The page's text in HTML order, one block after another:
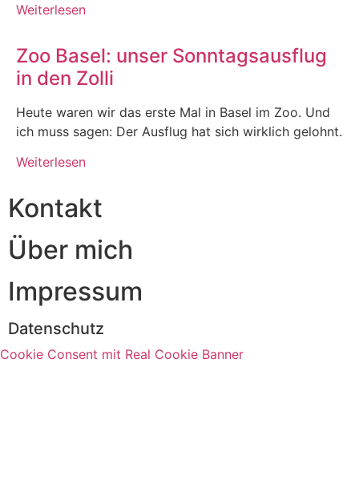
Weiterlesen
Zoo Basel: unser Sonntagsausflug
in den Zolli
Heute waren wir das erste Mal in Basel im Zoo. Und
ich muss sagen: Der Ausflug hat sich wirklich gelohnt.
Weiterlesen
Kontakt
Über mich
Impressum
Datenschutz
Cookie Consent mit Real Cookie Banner